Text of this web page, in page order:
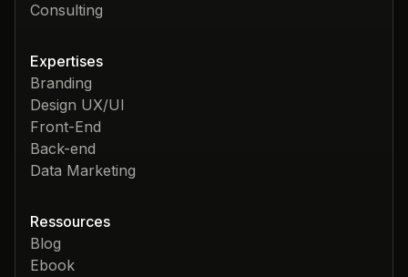
Consulting
Expertises
Branding
Design UX/UI
Front-End
Back-end
Data Marketing
Ressources
Blog
Ebook